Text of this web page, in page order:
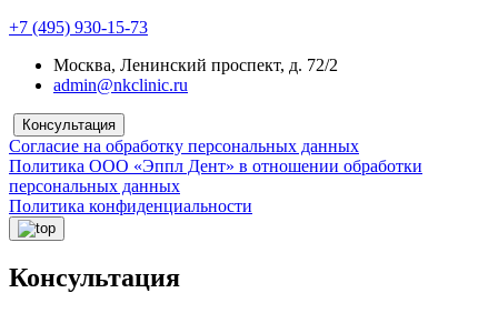
+7 (495) 930-15-73
Москва, Ленинский проспект, д. 72/2
admin@nkclinic.ru
Консультация
Согласие на обработку персональных данных
Политика ООО «Эппл Дент» в отношении обработки
персональных данных
Политика конфиденциальности
Консультация